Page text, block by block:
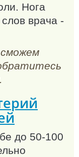
Нога
врача -
до 50-100